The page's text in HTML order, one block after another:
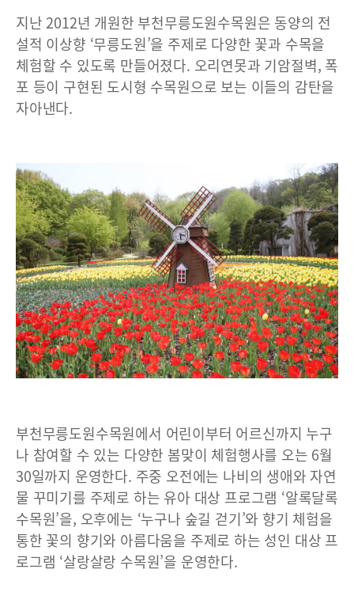
지난 2012년 개원한 부천무릉도원수목원은 동양의 전
설적 이상향 ‘무릉도원’을 주제로 다양한 꽃과 수목을
체험할 수 있도록 만들어졌다. 오리연못과 기암절벽, 폭
포 등이 구현된 도시형 수목원으로 보는 이들의 감탄을
자아낸다.
부천무릉도원수목원에서 어린이부터 어르신까지 누구
나 참여할 수 있는 다양한 봄맞이 체험행사를 오는 6월
30일까지 운영한다. 주중 오전에는 나비의 생애와 자연
물 꾸미기를 주제로 하는 유아 대상 프로그램 ‘알록달록
수목원’을, 오후에는 ‘누구나 숲길 걷기’와 향기 체험을
통한 꽃의 향기와 아름다움을 주제로 하는 성인 대상 프
로그램 ‘살랑살랑 수목원’을 운영한다.